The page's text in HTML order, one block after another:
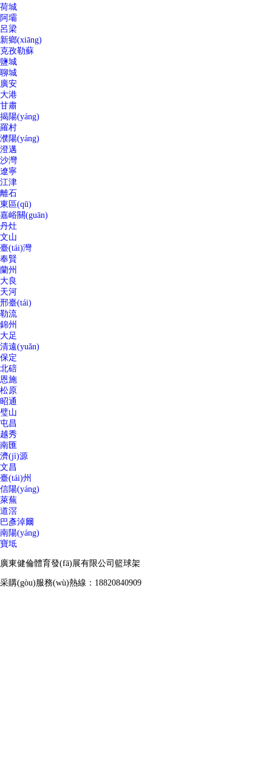
荷城
阿壩
呂梁
新鄉(xiāng)
克孜勒蘇
鹽城
聊城
廣安
大港
甘肅
揭陽(yáng)
羅村
濮陽(yáng)
澄邁
沙灣
遼寧
江津
離石
東區(qū)
嘉峪關(guān)
丹灶
文山
臺(tái)灣
奉賢
蘭州
大良
天河
邢臺(tái)
勒流
錦州
大足
清遠(yuǎn)
保定
北碚
恩施
松原
昭通
璧山
屯昌
越秀
南匯
濟(jì)源
文昌
臺(tái)州
信陽(yáng)
萊蕪
道滘
巴彥淖爾
南陽(yáng)
寶坻
廣東健倫體育發(fā)展有限公司籃球架
采購(gòu)服務(wù)熱線：18820840909